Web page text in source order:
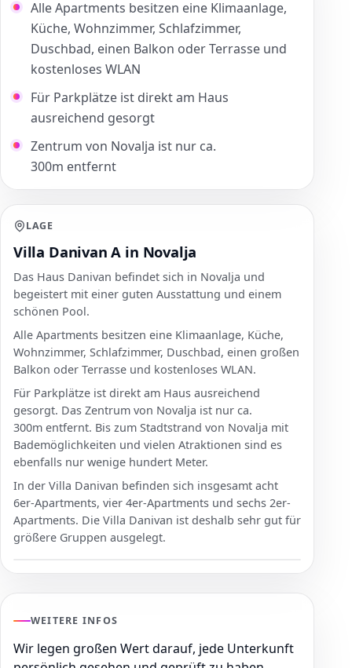
Alle Apartments besitzen eine Klimaanlage,
Küche, Wohnzimmer, Schlafzimmer,
Duschbad, einen Balkon oder Terrasse und
kostenloses WLAN
Für Parkplätze ist direkt am Haus
ausreichend gesorgt
Zentrum von Novalja ist nur ca.
300m entfernt
LAGE
Villa Danivan A in Novalja
Das Haus Danivan befindet sich in Novalja und
begeistert mit einer guten Ausstattung und einem
schönen Pool.
Alle Apartments besitzen eine Klimaanlage, Küche,
Wohnzimmer, Schlafzimmer, Duschbad, einen großen
Balkon oder Terrasse und kostenloses WLAN.
Für Parkplätze ist direkt am Haus ausreichend
gesorgt. Das Zentrum von Novalja ist nur ca.
300m entfernt. Bis zum Stadtstrand von Novalja mit
Bademöglichkeiten und vielen Atraktionen sind es
ebenfalls nur wenige hundert Meter.
In der Villa Danivan befinden sich insgesamt acht
6er-Apartments, vier 4er-Apartments und sechs 2er-
Apartments. Die Villa Danivan ist deshalb sehr gut für
größere Gruppen ausgelegt.
WEITERE INFOS
Wir legen großen Wert darauf, jede Unterkunft